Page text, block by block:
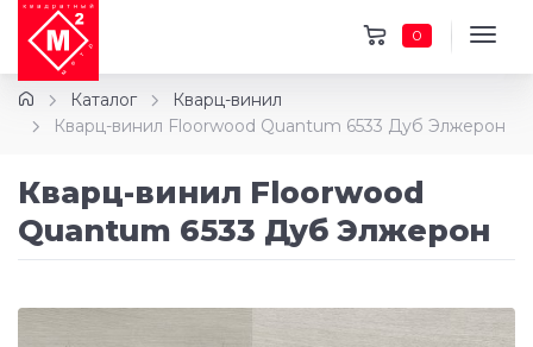
0
Каталог
Кварц-винил
Кварц-винил Floorwood Quantum 6533 Дуб Элжерон
Кварц-винил Floorwood
Quantum 6533 Дуб Элжерон